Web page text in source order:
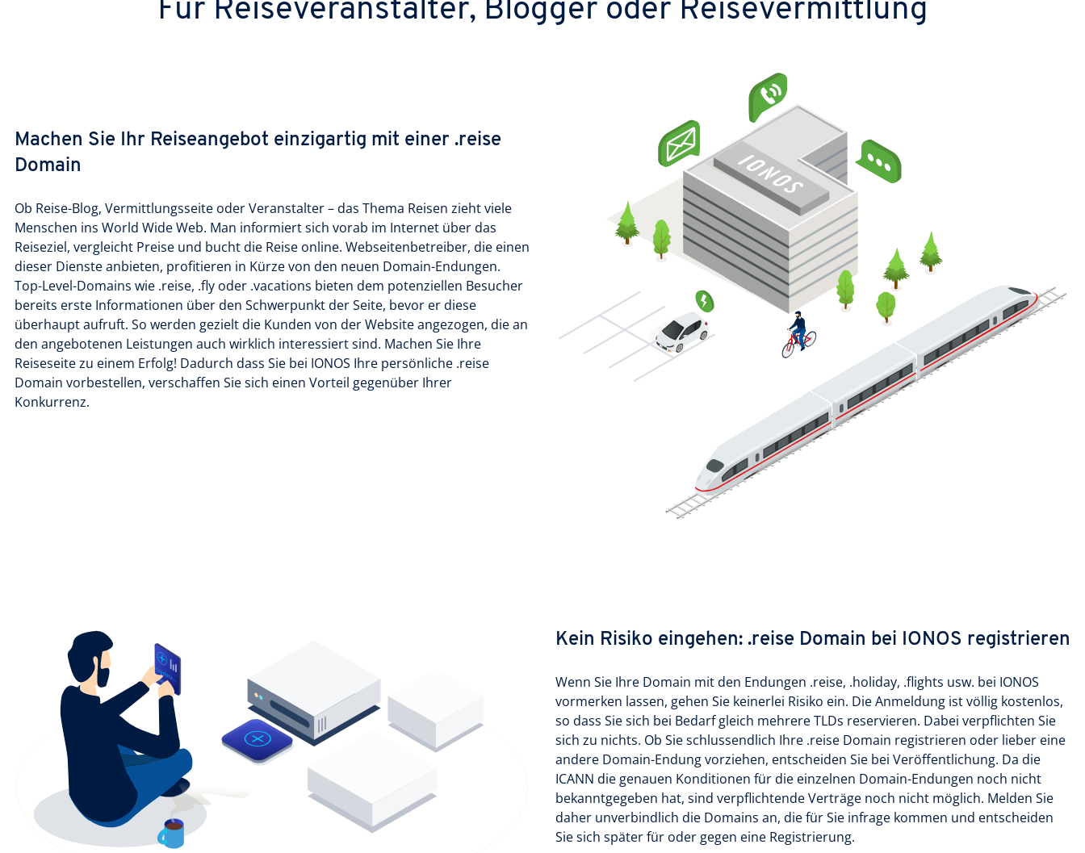
Für Reiseveranstalter, Blogger oder Reisevermittlung
Machen Sie Ihr Reiseangebot einzigartig mit einer .reise
Domain
Ob Reise-Blog, Vermittlungsseite oder Veranstalter – das Thema Reisen zieht viele
Menschen ins World Wide Web. Man informiert sich vorab im Internet über das
Reiseziel, vergleicht Preise und bucht die Reise online. Webseitenbetreiber, die einen
dieser Dienste anbieten, profitieren in Kürze von den neuen Domain-Endungen.
Top-Level-Domains wie .reise, .fly oder .vacations bieten dem potenziellen Besucher
bereits erste Informationen über den Schwerpunkt der Seite, bevor er diese
überhaupt aufruft. So werden gezielt die Kunden von der Website angezogen, die an
den angebotenen Leistungen auch wirklich interessiert sind. Machen Sie Ihre
Reiseseite zu einem Erfolg! Dadurch dass Sie bei IONOS Ihre persönliche .reise
Domain vorbestellen, verschaffen Sie sich einen Vorteil gegenüber Ihrer
Konkurrenz.
Kein Risiko eingehen: .reise Domain bei IONOS registrieren
Wenn Sie Ihre Domain mit den Endungen .reise, .holiday, .flights usw. bei IONOS
vormerken lassen, gehen Sie keinerlei Risiko ein. Die Anmeldung ist völlig kostenlos,
so dass Sie sich bei Bedarf gleich mehrere TLDs reservieren. Dabei verpflichten Sie
sich zu nichts. Ob Sie schlussendlich Ihre .reise Domain registrieren oder lieber eine
andere Domain-Endung vorziehen, entscheiden Sie bei Veröffentlichung. Da die
ICANN die genauen Konditionen für die einzelnen Domain-Endungen noch nicht
bekanntgegeben hat, sind verpflichtende Verträge noch nicht möglich. Melden Sie
daher unverbindlich die Domains an, die für Sie infrage kommen und entscheiden
Sie sich später für oder gegen eine Registrierung.